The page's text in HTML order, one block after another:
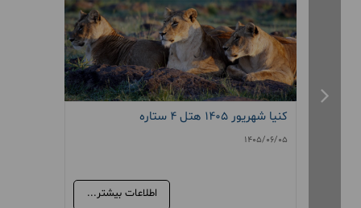
کنیا شهریور 1405 هتل 4 ستاره
1405/06/05
اطلاعات بیشتر...